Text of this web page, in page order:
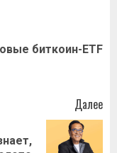
биткоин-ETF
Далее